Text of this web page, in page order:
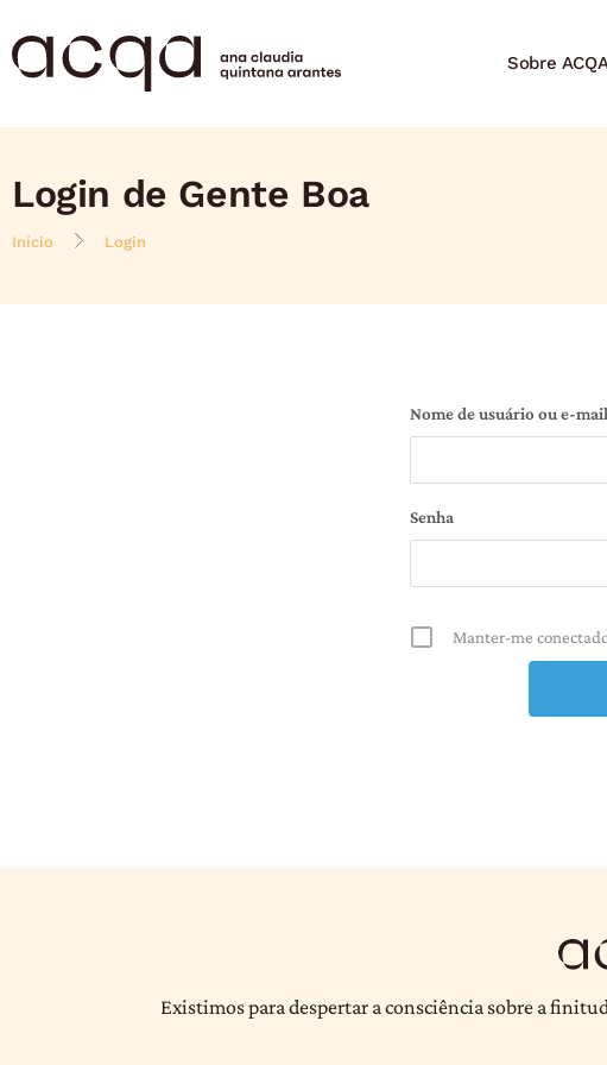
Sobre
Login de Gente Boa
Início Login
Nome de usuário ou e-mail
Senha
Manter-me
Existimos para despertar a consciência sobre a